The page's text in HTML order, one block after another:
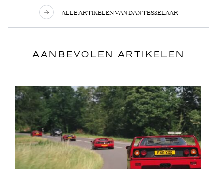
ALLE ARTIKELEN VAN DAN TESSELAAR
AANBEVOLEN ARTIKELEN